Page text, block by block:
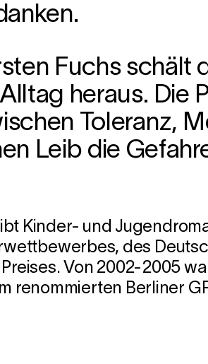
Fuchs schält
heraus. Die
Toleranz,
Leib die
Kinder- und
des
Von 2002-2005
renommierten Berliner